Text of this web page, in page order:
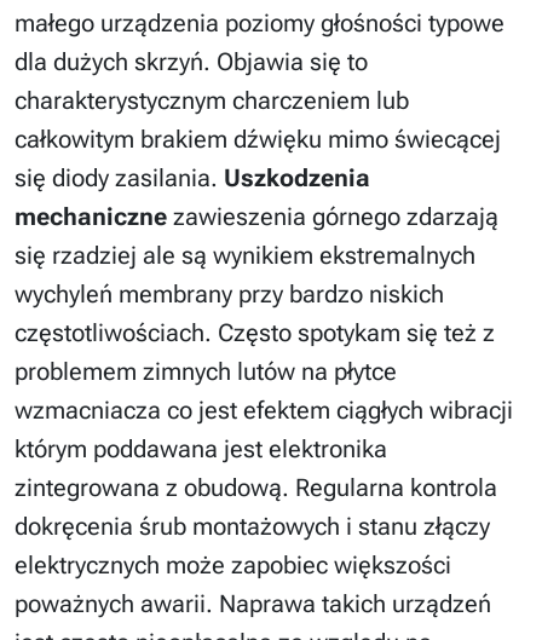
małego urządzenia poziomy głośności typowe
dla dużych skrzyń. Objawia się to
charakterystycznym charczeniem lub
całkowitym brakiem dźwięku mimo świecącej
się diody zasilania. Uszkodzenia
mechaniczne zawieszenia górnego zdarzają
się rzadziej ale są wynikiem ekstremalnych
wychyleń membrany przy bardzo niskich
częstotliwościach. Często spotykam się też z
problemem zimnych lutów na płytce
wzmacniacza co jest efektem ciągłych wibracji
którym poddawana jest elektronika
zintegrowana z obudową. Regularna kontrola
dokręcenia śrub montażowych i stanu złączy
elektrycznych może zapobiec większości
poważnych awarii. Naprawa takich urządzeń